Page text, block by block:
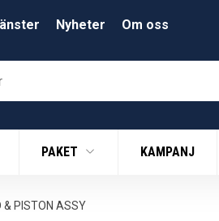
Nyheter
Om oss
PAKET KAMPANJ
& PISTON ASSY